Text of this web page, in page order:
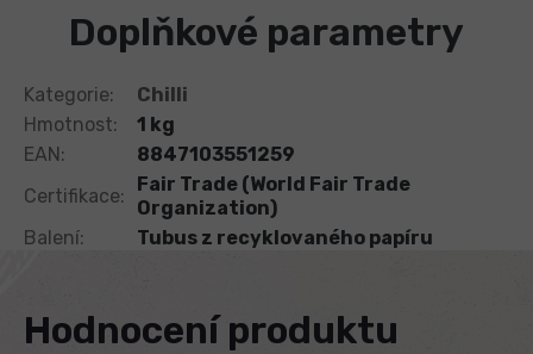
Doplňkové parametry
Kategorie:
Chilli
Hmotnost:
1 kg
EAN:
8847103551259
Certifikace:
Fair Trade (World Fair Trade
Organization)
Balení: Tubus z recyklovaného papíru
Hodnocení produktu